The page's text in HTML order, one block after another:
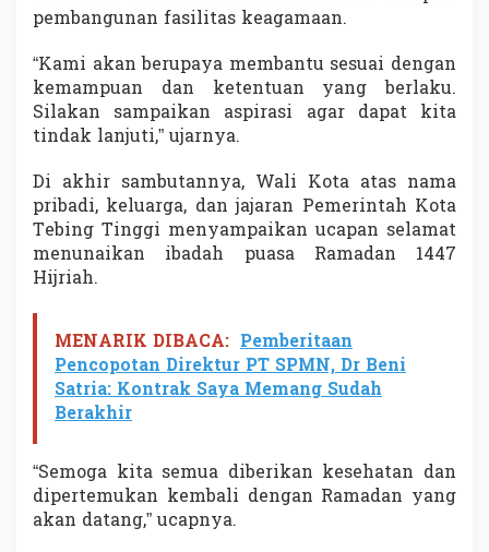
pembangunan fasilitas keagamaan.
“Kami akan berupaya membantu sesuai dengan
kemampuan dan ketentuan yang berlaku.
Silakan sampaikan aspirasi agar dapat kita
tindak lanjuti,” ujarnya.
Di akhir sambutannya, Wali Kota atas nama
pribadi, keluarga, dan jajaran Pemerintah Kota
Tebing Tinggi menyampaikan ucapan selamat
menunaikan ibadah puasa Ramadan 1447
Hijriah.
MENARIK DIBACA: Pemberitaan
Pencopotan Direktur PT SPMN, Dr Beni
Satria: Kontrak Saya Memang Sudah
Berakhir
“Semoga kita semua diberikan kesehatan dan
dipertemukan kembali dengan Ramadan yang
akan datang,” ucapnya.